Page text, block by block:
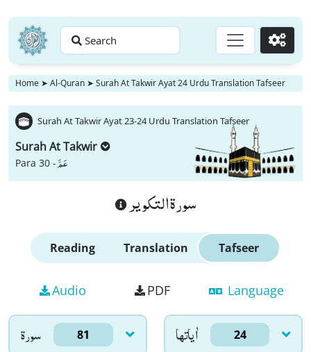
Search Go
Home ➤ Al-Quran ➤ Surah At Takwir Ayat 24 Urdu Translation Tafseer
Surah At Takwir Ayat 23-24 Urdu Translation Tafseer
Surah At Takwir
Para 30 -عَمَّ
سورة التكوير
Reading Translation Tafseer
Audio PDF Language
سورۃ 81 اٰياتها 24